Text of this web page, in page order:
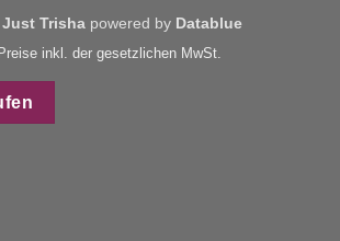
Just Trishapowered by Datablue
inkl. der gesetzlichen MwSt.